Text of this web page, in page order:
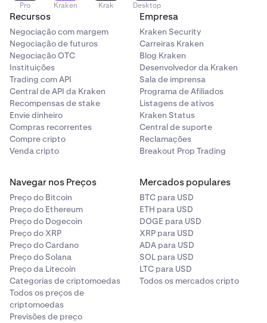
Pro Kraken Krak Desktop
Recursos
Negociação com margem
Negociação de futuros
Negociação OTC
Instituições
Trading com API
Central de API da Kraken
Recompensas de stake
Envie dinheiro
Compras recorrentes
Compre cripto
Venda cripto
Empresa
Kraken Security
Carreiras Kraken
Blog Kraken
Desenvolvedor da Kraken
Sala de imprensa
Programa de Afiliados
Listagens de ativos
Kraken Status
Central de suporte
Reclamações
Breakout Prop Trading
Navegar nos Preços
Preço do Bitcoin
Preço do Ethereum
Preço do Dogecoin
Preço do XRP
Preço do Cardano
Preço do Solana
Preço da Litecoin
Categorias de criptomoedas
Todos os preços de
criptomoedas
Previsões de preço
Mercados populares
BTC para USD
ETH para USD
DOGE para USD
XRP para USD
ADA para USD
SOL para USD
LTC para USD
Todos os mercados cripto